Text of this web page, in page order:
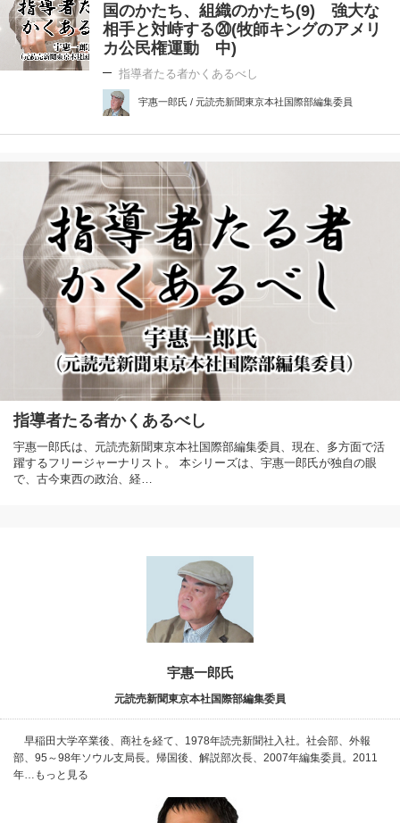
国のかたち、組織のかたち(9) 強大な
相手と対峙する⑳(牧師キングのアメリ
カ公民権運動 中)
指導者たる者かくあるべし
宇惠一郎氏 / 元読売新聞東京本社国際部編集委員
指導者たる者かくあるべし
宇惠一郎氏は、元読売新聞東京本社国際部編集委員、現在、多方面で活
躍するフリージャーナリスト。 本シリーズは、宇惠一郎氏が独自の眼
で、古今東西の政治、経…
宇惠一郎氏
元読売新聞東京本社国際部編集委員
早稲田大学卒業後、商社を経て、1978年読売新聞社入社。社会部、外報
部、95～98年ソウル支局長。帰国後、解説部次長、2007年編集委員。2011
年…もっと見る